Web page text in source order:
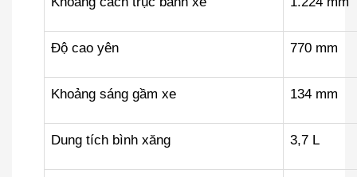
Độ cao yên 770 mm
Khoảng sáng gầm xe 134 mm
Dung tích bình xăng 3,7 L